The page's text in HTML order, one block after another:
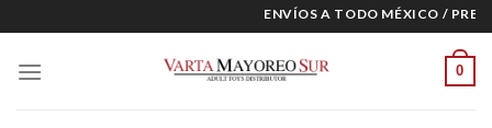
to
content
ENVÍOS A TODO MÉXICO /
0